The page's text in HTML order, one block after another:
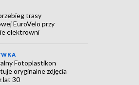
trasy
EuroVelo przy
elektrowni
Fotoplastikon
oryginalne zdjęcia
lat 30